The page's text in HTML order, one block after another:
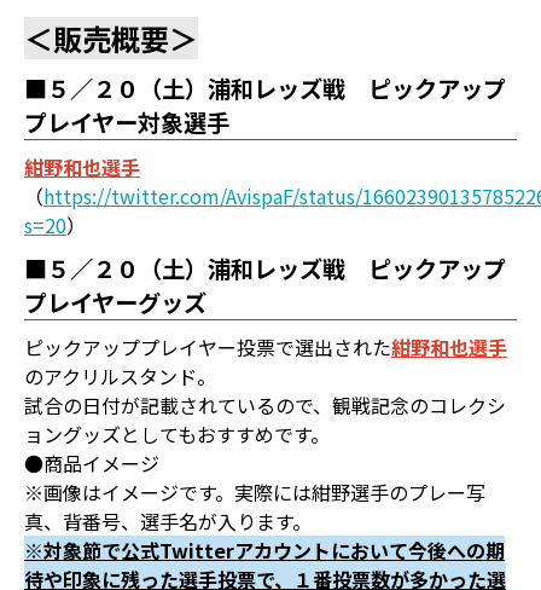
＜販売概要＞
■５／２０（土）浦和レッズ戦 ピックアップ
プレイヤー対象選手
紺野和也選手
（https://twitter.com/AvispaF/status/
s=20）
■５／２０（土）浦和レッズ戦 ピックアップ
プレイヤーグッズ
ピックアッププレイヤー投票で選出された紺野和也選手
のアクリルスタンド。
試合の日付が記載されているので、観戦記念のコレクシ
ョングッズとしてもおすすめです。
●商品イメージ
※画像はイメージです。実際には紺野選手のプレー写
真、背番号、選手名が入ります。
※対象節で公式Twitterアカウントにおいて今後への期
待や印象に残った選手投票で、１番投票数が多かった選